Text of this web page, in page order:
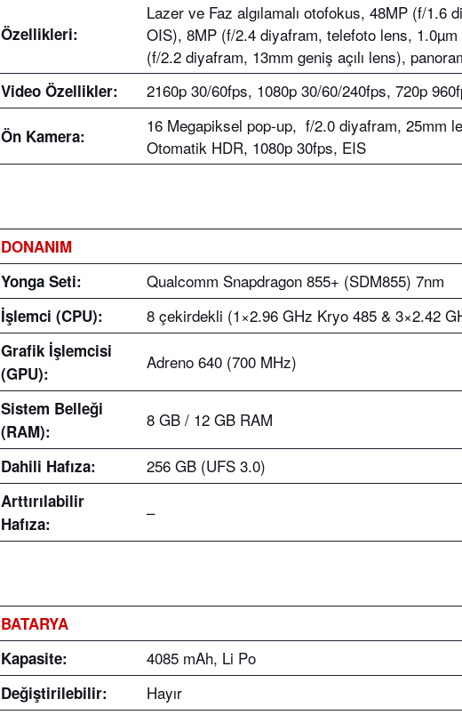
Özellikleri:
Lazer ve Faz algılamalı otofokus, 48MP (f/
OIS), 8MP (f/2.4 diyafram, telefoto lens,
(f/2.2 diyafram, 13mm geniş açılı lens),
Video Özellikler: 2160p 30/60fps, 1080p 30/60/240fps, 720p
Ön Kamera:
16 Megapiksel pop-up, f/2.0 diyafram, 25mm
Otomatik HDR, 1080p 30fps, EIS
DONANIM
Yonga Seti:
Qualcomm Snapdragon 855+ (SDM855) 7nm
İşlemci (CPU): 8 çekirdekli (1×2.96 GHz Kryo 485 & 3×2.42
Grafik İşlemcisi
(GPU):
Adreno 640 (700 MHz)
Sistem Belleği
(RAM):
8 GB / 12 GB RAM
Dahili Hafıza: 256 GB (UFS 3.0)
Arttırılabilir
Hafıza:
–
BATARYA
Kapasite:
4085 mAh, Li Po
Değiştirilebilir: Hayır